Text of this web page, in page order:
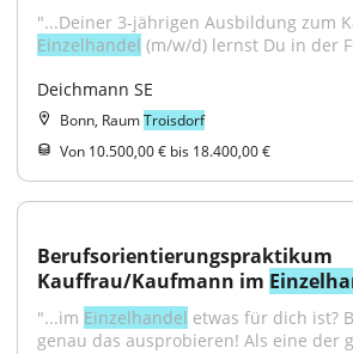
Einzelhandel (m/w/d) lernst Du in der
Deichmann SE
Bonn, RaumTroisdorf
Von 10.500,00 € bis 18.400,00 €
Berufsorientierungspraktikum
Kauffrau/Kaufmann im
"...im Einzelhandel etwas für dich ist?
genau das ausprobieren! Als eine der